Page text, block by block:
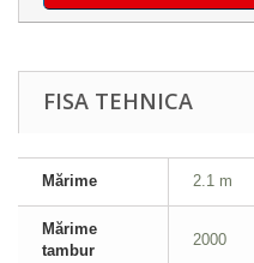
FISA TEHNICA
Mărime 2.1 m
Mărime
tambur
2000